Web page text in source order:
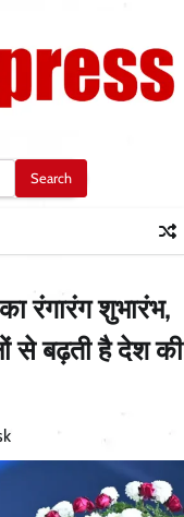
रंगारंग शुभारंभ,
से बढ़ती है देश की